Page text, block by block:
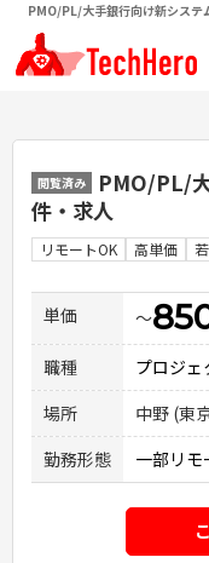
PMO/PL/大手銀行向け新システ
ヒロ（TechHero）
閲覧済み PMO/PL/
件・求人
リモートOK 高単価
単価 〜
職種
プロジェ
場所
中野 (東
勤務形態
一部リモ